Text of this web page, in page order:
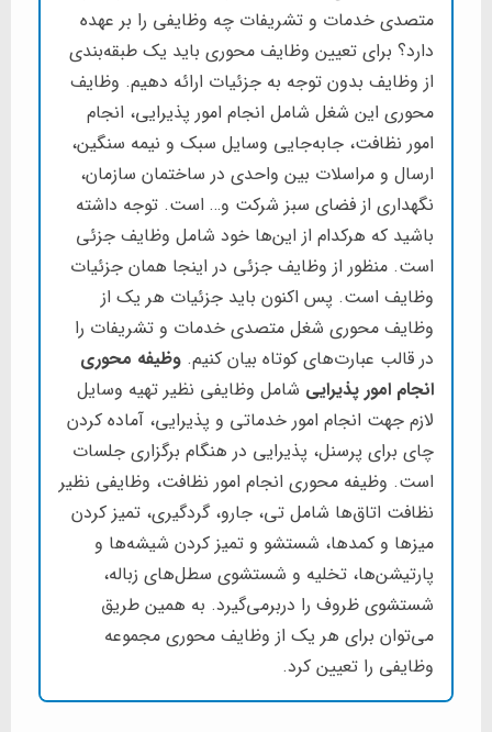
متصدی خدمات و تشریفات چه وظایفی را بر عهده
دارد؟ برای تعیین وظایف محوری باید یک طبقه‌بندی
از وظایف بدون توجه به جزئیات ارائه دهیم. وظایف
محوری این شغل شامل انجام امور پذیرایی، انجام
امور نظافت، جابه‌جایی وسایل سبک و نیمه سنگین،
ارسال و مراسلات بین واحدی در ساختمان سازمان،
نگهداری از فضای سبز شرکت و… است. توجه داشته
باشید که هرکدام از این‌ها خود شامل وظایف جزئی
است. منظور از وظایف جزئی در اینجا همان جزئیات
وظایف است. پس اکنون باید جزئیات هر یک از
وظایف محوری شغل متصدی خدمات و تشریفات را
در قالب عبارت‌های کوتاه بیان کنیم. وظیفه محوری
انجام امور پذیرایی شامل وظایفی نظیر تهیه وسایل
لازم جهت انجام امور خدماتی و پذیرایی، آماده کردن
چای برای پرسنل، پذیرایی در هنگام برگزاری جلسات
است. وظیفه محوری انجام امور نظافت، وظایفی نظیر
نظافت اتاق‌ها شامل تی،‌ جارو، گردگیری، تمیز کردن
میزها و کمدها، شستشو و تمیز کردن شیشه‌ها و
پارتیشن‌ها، تخلیه و شستشوی سطل‌های زباله،
شستشوی ظروف را دربرمی‌گیرد. به همین طریق
می‌توان برای هر یک از وظایف محوری مجموعه
وظایفی را تعیین کرد.